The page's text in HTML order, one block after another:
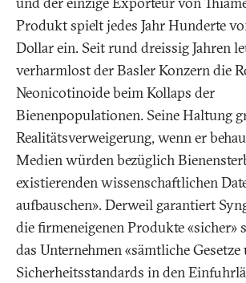
Produkt spielt jedes Jahr Hunderte
Dollar ein. Seit rund dreissig Jahren
verharmlost der Basler Konzern die
Neonicotinoide beim Kollaps der
Bienenpopulationen. Seine Haltung
Realitätsverweigerung, wenn er
Medien würden bezüglich
existierenden wissenschaftlichen
aufbauschen». Derweil garantiert
die firmeneigenen Produkte «sicher»
das Unternehmen «sämtliche Gesetze
Sicherheitsstandards in den